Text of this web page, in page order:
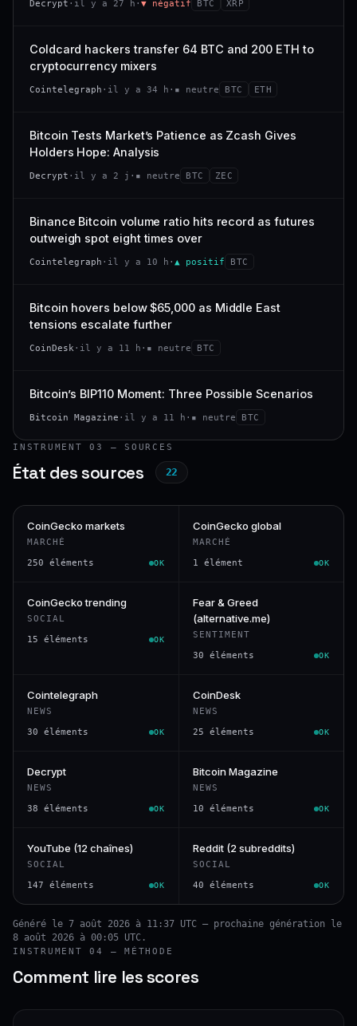
−0,4 % −2,9 %
−94,7 % #101
CONFIANCE
VAR. 7 J
CONFIANCE
Decrypt · il y a 27 h · ▼ négatif BTC XRP
Coldcard hackers transfer 64 BTC and 200 ETH to
cryptocurrency mixers
Cointelegraph · il y a 34 h · ▪ neutre BTC ETH
Bitcoin Tests Market’s Patience as Zcash Gives
Holders Hope: Analysis
Decrypt · il y a 2 j · ▪ neutre BTC ZEC
Binance Bitcoin volume ratio hits record as futures
outweigh spot eight times over
Cointelegraph · il y a 10 h · ▲ positif BTC
Bitcoin hovers below $65,000 as Middle East
tensions escalate further
CoinDesk · il y a 11 h · ▪ neutre BTC
Bitcoin’s BIP110 Moment: Three Possible Scenarios
Bitcoin Magazine · il y a 11 h · ▪ neutre BTC
INSTRUMENT 03 — SOURCES
État des sources 22
CoinGecko markets
MARCHÉ
250 éléments OK
CoinGecko global
MARCHÉ
1 élément OK
CoinGecko trending
SOCIAL
15 éléments OK
Fear & Greed
(alternative.me)
SENTIMENT
30 éléments OK
Cointelegraph
NEWS
30 éléments OK
CoinDesk
NEWS
25 éléments OK
Decrypt
NEWS
38 éléments OK
Bitcoin Magazine
NEWS
10 éléments OK
YouTube (12 chaînes)
SOCIAL
147 éléments OK
Reddit (2 subreddits)
SOCIAL
40 éléments OK
Généré le 7 août 2026 à 11:37 UTC — prochaine génération le
8 août 2026 à 00:05 UTC.
INSTRUMENT 04 — MÉTHODE
Comment lire les scores